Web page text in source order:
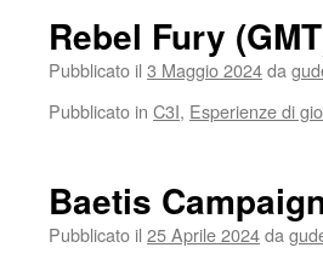
Rebel Fury
Pubblicato il 3 Maggio 2024da
Pubblicato in C3I, Esperienze di
Baetis
Pubblicato il 25 Aprile 2024da